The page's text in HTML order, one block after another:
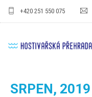
+420 251 550 075
SRPEN, 2019